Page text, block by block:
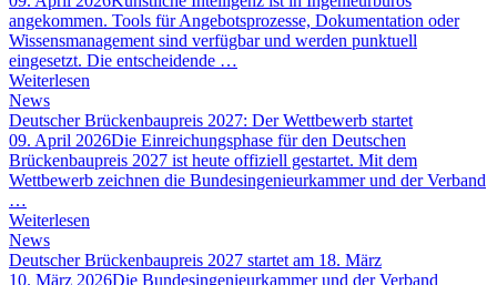
angekommen. Tools für Angebotsprozesse, Dokumentation oder
Wissensmanagement sind verfügbar und werden punktuell
eingesetzt. Die entscheidende …
Weiterlesen
News
Deutscher Brückenbaupreis 2027: Der Wettbewerb startet
09. April 2026Die Einreichungsphase für den Deutschen
Brückenbaupreis 2027 ist heute offiziell gestartet. Mit dem
Wettbewerb zeichnen die Bundesingenieurkammer und der Verband
…
Weiterlesen
News
Deutscher Brückenbaupreis 2027 startet am 18. März
10. März 2026Die Bundesingenieurkammer und der Verband